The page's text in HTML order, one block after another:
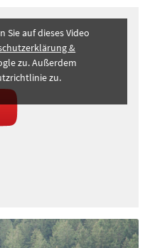
Sie auf dieses Video
&
zu. Außerdem
zu.